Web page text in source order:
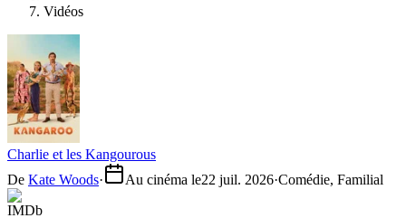
Vidéos
Charlie et les Kangourous
De Kate Woods· Au cinéma le22 juil. 2026·Comédie, Familial